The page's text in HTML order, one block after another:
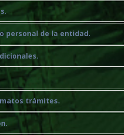
personal de la entidad.
trámites.